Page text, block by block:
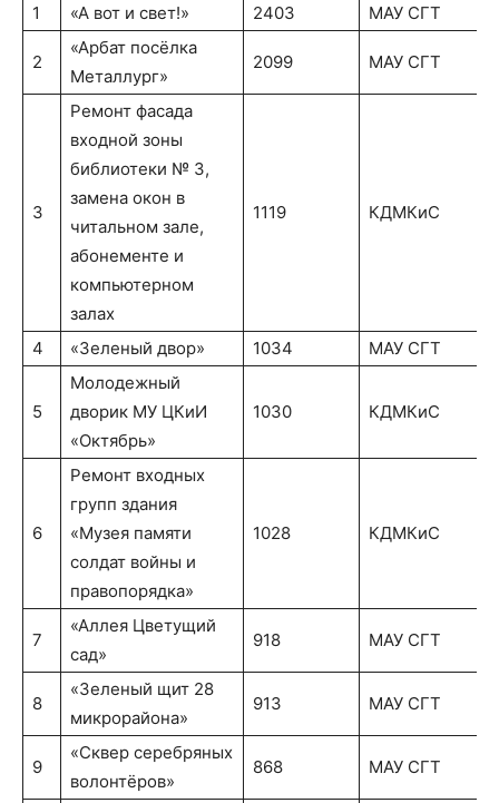
1 «А вот и свет!» 2403 МАУ СГТ
2
«Арбат посёлка
Металлург»
2099 МАУ СГТ
3
Ремонт фасада
входной зоны
библиотеки № 3,
замена окон в
читальном зале,
абонементе и
компьютерном
залах
1119 КДМКиС
4 «Зеленый двор» 1034 МАУ СГТ
5
Молодежный
дворик МУ ЦКиИ
«Октябрь»
1030 КДМКиС
6
Ремонт входных
групп здания
«Музея памяти
солдат войны и
правопорядка»
1028 КДМКиС
7
«Аллея Цветущий
сад»
918 МАУ СГТ
8
«Зеленый щит 28
микрорайона»
913 МАУ СГТ
9
«Сквер серебряных
волонтёров»
868 МАУ СГТ